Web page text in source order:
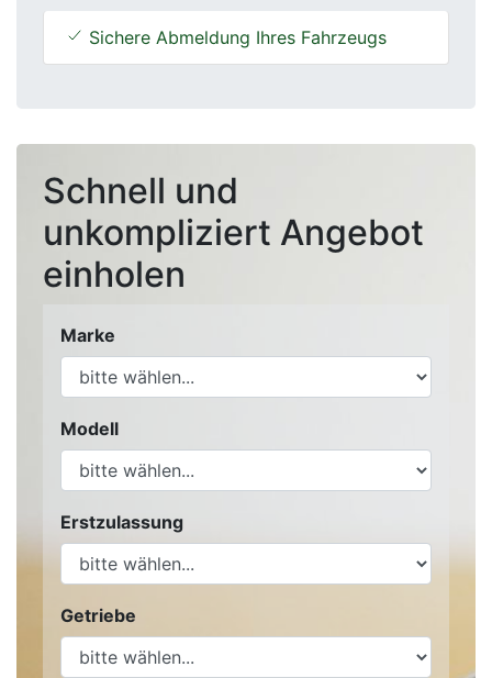
Sichere Abmeldung Ihres Fahrzeugs
Schnell und
unkompliziert Angebot
einholen
Marke
Modell
Erstzulassung
Getriebe